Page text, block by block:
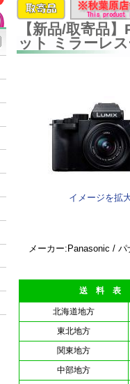
【新品/取寄品
ット ミラーレ
イメージを拡
メーカー:Panasonic / パ
送 料 表
北海道地方
東北地方
関東地方
中部地方